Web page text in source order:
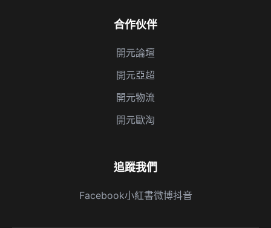
合作伙伴
開元論壇
開元亞超
開元物流
開元歐淘
追蹤我們
Facebook小紅書微博抖音